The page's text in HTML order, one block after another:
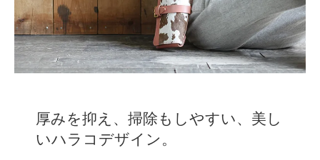
厚みを抑え、掃除もしやすい、美し
いハラコデザイン。